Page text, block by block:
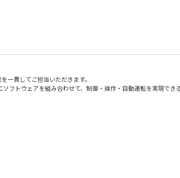
一貫してご担当いただきます。
トウェアを組み合わせて、制御・操作・自動運転を実現でき